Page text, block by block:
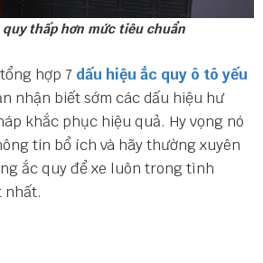
quy thấp hơn mức tiêu chuẩn
hợp 7 dấu hiệu ắc quy ô tô yếu
nhận biết sớm các dấu hiệu hư
khắc phục hiệu quả. Hy vọng nó
tin bổ ích và hãy thường xuyên
ắc quy để xe luôn trong tình
nhất.